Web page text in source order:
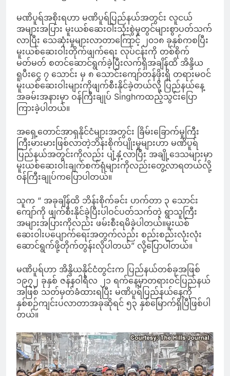
မဏိပူရ်အစိုးရဟာ မဏိပူရ်ပြည်နယ်အတွင်း လူငယ်
အများအပြား မူးယစ်ဆေးဝါးသုံးစွဲမှုတွင်များစွာပတ်သက်
လာပြီး သေဆုံးမှုများလာတာကြောင့် ၂၀၁၈ ခုနှစ်ကစပြီး
မူးယစ်ဆေးဝါးတိုက်ဖျက်ရေး လုပ်ငန်းကို တစ်စိုက်
မတ်မတ် စတင်ဆောင်ရွက်ခဲ့ပြီးလက်ရှိအချိန်ထိ အိန္ဒိယ
ရူပီးငွေ ၇ သောင်း မှ ၈ သောင်းကျော်တန်ဖိုးရှိ တရားမဝင်
မူးယစ်ဆေးဝါးများကိုဖျက်စီးနိုင်ခဲ့တယ်လို့ ပြည်နယ်နေ့
အခမ်းအနားမှာ ဝန်ကြီးချုပ် Singhကထည့်သွင်းပြော
ကြားခဲ့ပါတယ်။
အရှေ့တောင်အာရှနိုင်ငံများအတွင်း ခြိမ်းခြောက်မှုကြီး
ကြီးမားမားဖြစ်လာတဲ့ဘိန်းစိုက်ပျိုးမှုများဟာ မဏိပူရ်
ပြည်နယ်အတွင်းကိုလည်း ပျံ့နှံ့လာပြီး အချို့ဒေသများမှာ
မူးယစ်ဆေးဝါးချက်စက်ရုံများကိုလည်းတွေ့လာရတယ်လို့
ဝန်ကြီးချုပ်ကပြောပါတယ်။
သူက “ အခုချိန်ထိ ဘိန်းစိုက်ခင်း ဟက်တာ ၃ သောင်း
ကျော်ကို ဖျက်စီးနိုင်ခဲ့ပြီးပါဝင်ပတ်သက်တဲ့ ရွာသူကြီး
အများအပြားကိုလည်း ဖမ်းစီးရမိခဲ့ပါတယ်။မူးယစ်
ဆေးဝါးပပျောက်ရေးအတွက်လည်း စည်းစည်းလုံးလုံး
ဆောင်ရွက်ဖို့တိုက်တွန်းလိုပါတယ်” လို့ပြောပါတယ်။
မဏိပူရ်ဟာ အိန္ဒိယနိုင်ငံတွင်းက ပြည်နယ်တစ်ခုအဖြစ်
၁၉၇၂ ခုနှစ် ဇန်နဝါရီလ ၂၁ ရက်နေ့မှာတရားဝင်ပြည်နယ်
အဖြစ် သတ်မှတ်ခံထားရပြီး မဏိပူရ်ပြည်နယ်နေ့ကို
နှစ်စဉ်ကျင်းပလာတာအခုဆိုရင် ၅၃ နှစ်မြောက်ရှိပြီဖြစ်ပါ
တယ်။